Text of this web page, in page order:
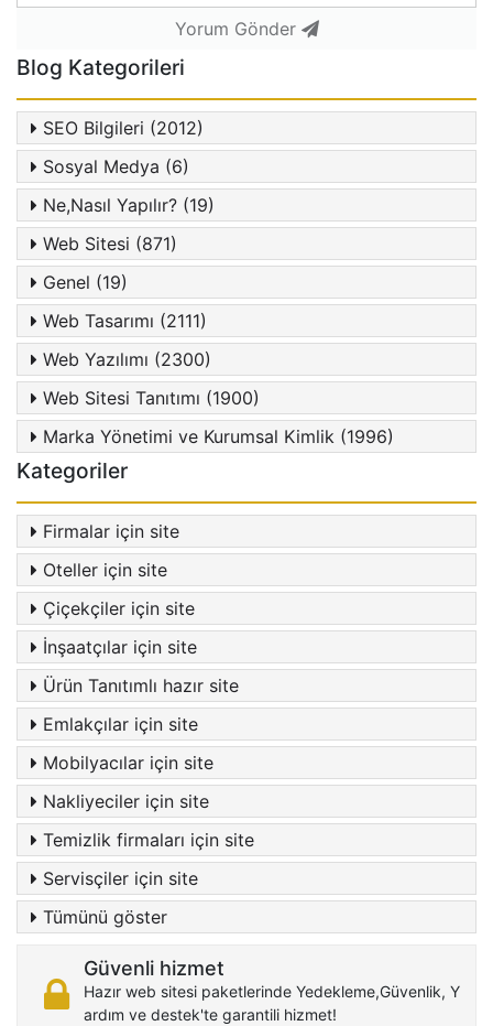
Yorum Gönder
Blog Kategorileri
SEO Bilgileri (2012)
Sosyal Medya (6)
Ne,Nasıl Yapılır? (19)
Web Sitesi (871)
Genel (19)
Web Tasarımı (2111)
Web Yazılımı (2300)
Web Sitesi Tanıtımı (1900)
Marka Yönetimi ve Kurumsal Kimlik (1996)
Kategoriler
Firmalar için site
Oteller için site
Çiçekçiler için site
İnşaatçılar için site
Ürün Tanıtımlı hazır site
Emlakçılar için site
Mobilyacılar için site
Nakliyeciler için site
Temizlik firmaları için site
Servisçiler için site
Tümünü göster
Güvenli hizmet
Hazır web sitesi paketlerinde Yedekleme,Güvenlik, Y
ardım ve destek'te garantili hizmet!